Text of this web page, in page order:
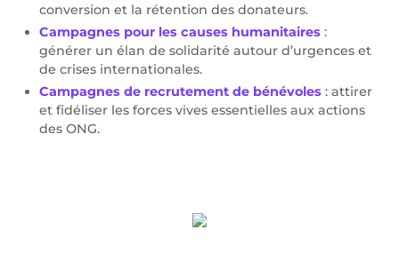
conversion et la rétention des donateurs.
Campagnes pour les causes humanitaires :
générer un élan de solidarité autour d’urgences et
de crises internationales.
Campagnes de recrutement de bénévoles : attirer
et fidéliser les forces vives essentielles aux actions
des ONG.